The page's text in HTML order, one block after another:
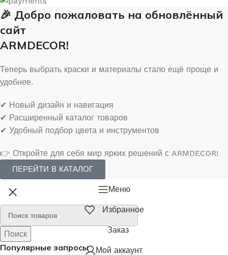
🎉 Добро пожаловать на обновлённый
сайт
ARMDECOR!
Теперь выбрать краски и материалы стало ещё проще и
удобнее.
✔ Новый дизайн и навигация
✔ Расширенный каталог товаров
✔ Удобный подбор цвета и инструментов
👉 Откройте для себя мир ярких решений с ARMDECOR!
ПЕРЕЙТИ В КАТАЛОГ
Поиск
Популярные запросы
Поиск
Меню
Избранное
Заказ
Мой аккаунт